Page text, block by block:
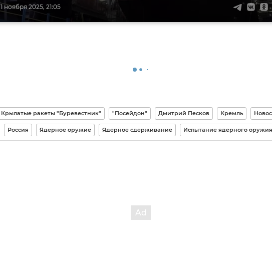
1 ноября 2025, 21:05
Крылатые ракеты "Буревестник" "Посейдон" Дмитрий Песков Кремль
Россия Ядерное оружие Ядерное сдерживание Испытание ядерного оружия